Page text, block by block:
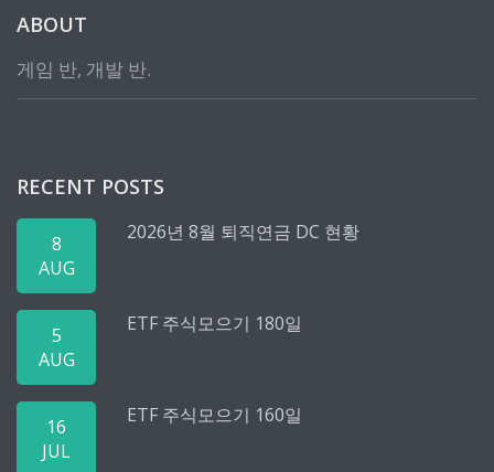
ABOUT
게임 반, 개발 반.
RECENT POSTS
8
AUG
2026년 8월 퇴직연금 DC 현황
5
AUG
ETF 주식모으기 180일
16
JUL
ETF 주식모으기 160일